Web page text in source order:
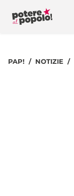
PAP! NOTIZIE